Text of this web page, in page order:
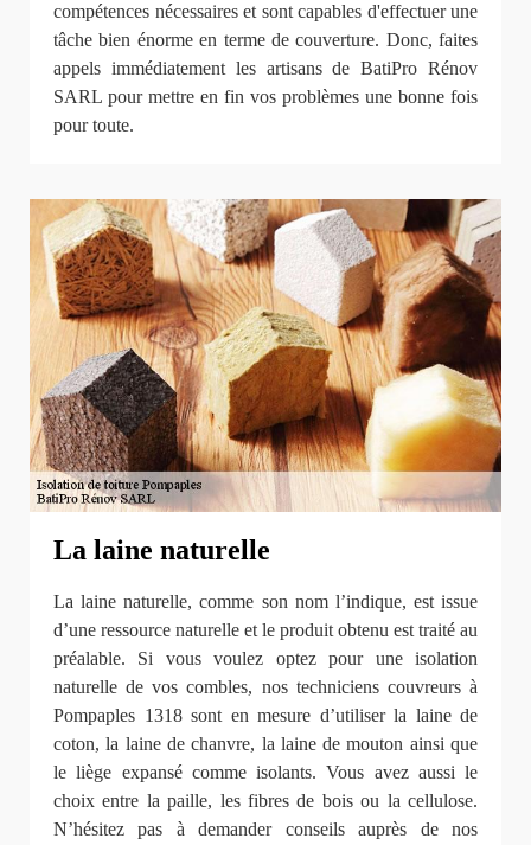
compétences nécessaires et sont capables d'effectuer une
tâche bien énorme en terme de couverture. Donc, faites
appels immédiatement les artisans de BatiPro Rénov
SARL pour mettre en fin vos problèmes une bonne fois
pour toute.
La laine naturelle
La laine naturelle, comme son nom l’indique, est issue
d’une ressource naturelle et le produit obtenu est traité au
préalable. Si vous voulez optez pour une isolation
naturelle de vos combles, nos techniciens couvreurs à
Pompaples 1318 sont en mesure d’utiliser la laine de
coton, la laine de chanvre, la laine de mouton ainsi que
le liège expansé comme isolants. Vous avez aussi le
choix entre la paille, les fibres de bois ou la cellulose.
N’hésitez pas à demander conseils auprès de nos